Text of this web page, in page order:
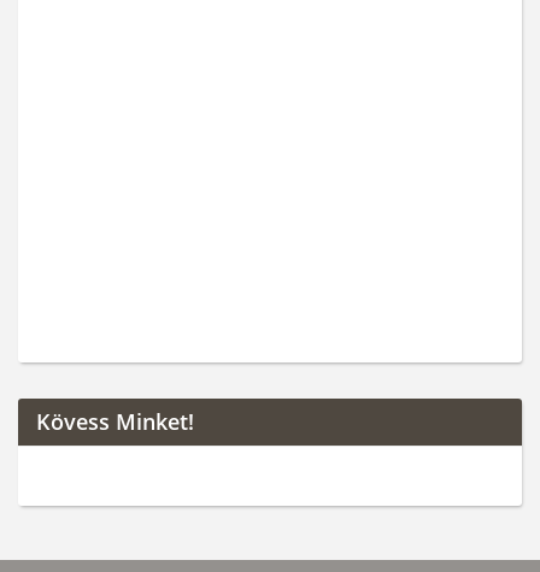
Kövess Minket!